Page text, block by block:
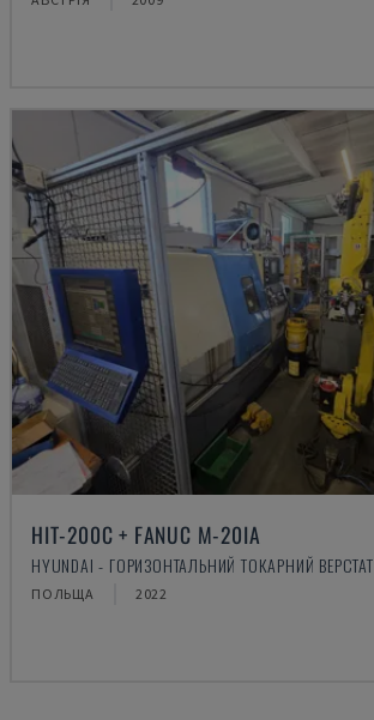
HIT-200C + FANUC M-20IA
HYUNDAI - ГОРИЗОНТАЛЬНИЙ ТОКАРНИЙ ВЕРСТАТ
ПОЛЬЩА 2022